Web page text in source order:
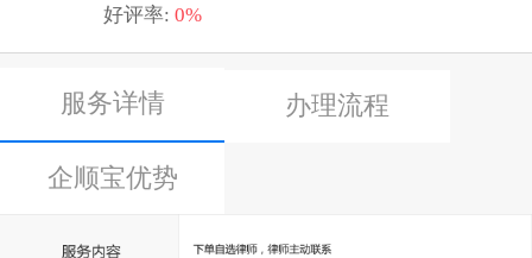
好评率: 0%
服务详情 办理流程
企顺宝优势